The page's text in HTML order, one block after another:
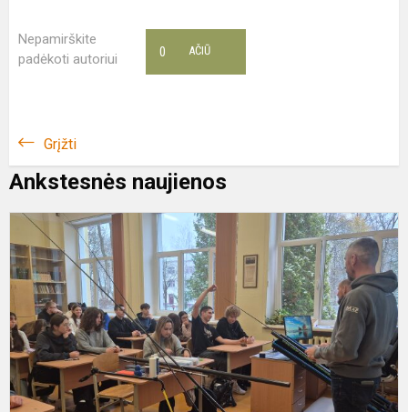
Nepamirškite
padėkoti autoriui
AČIŪ
0
Grįžti
Ankstesnės naujienos